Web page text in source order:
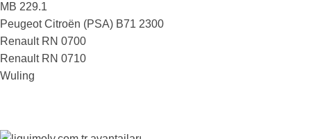
MB 229.1
Peugeot Citroën (PSA) B71 2300
Renault RN 0700
Renault RN 0710
Wuling